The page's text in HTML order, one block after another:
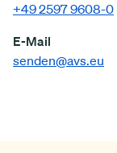
+49 2597 9608-0
E-Mail
senden@avs.eu